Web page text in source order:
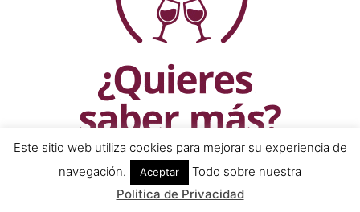
Este sitio web utiliza cookies para mejorar su experiencia de
navegación.
Aceptar
Todo sobre nuestra
Politica de Privacidad